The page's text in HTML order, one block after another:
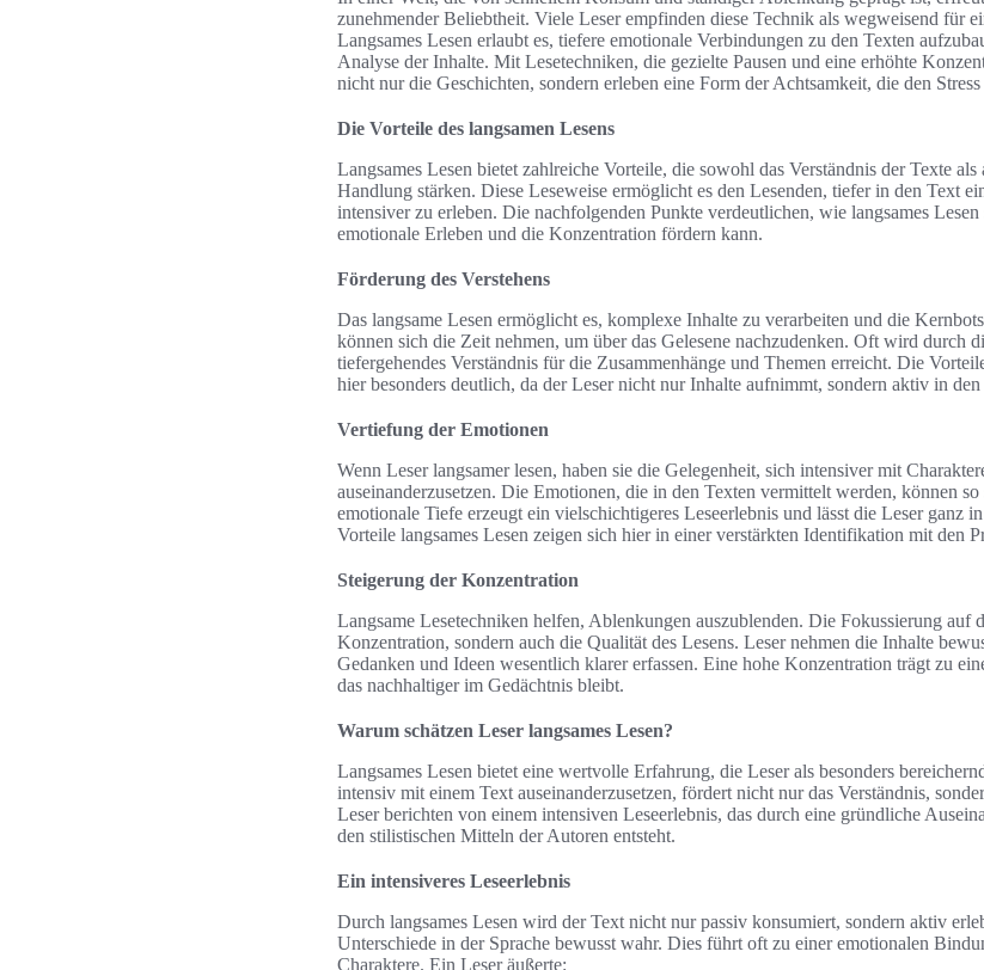
zunehmender Beliebtheit. Viele Leser empfinden diese Technik als wegweisend für
Langsames Lesen erlaubt es, tiefere emotionale Verbindungen zu den Texten
Analyse der Inhalte. Mit Lesetechniken, die gezielte Pausen und eine erhöhte
nicht nur die Geschichten, sondern erleben eine Form der Achtsamkeit, die den
Die Vorteile des langsamen Lesens
Langsames Lesen bietet zahlreiche Vorteile, die sowohl das Verständnis der Texte
Handlung stärken. Diese Leseweise ermöglicht es den Lesenden, tiefer in den Text
intensiver zu erleben. Die nachfolgenden Punkte verdeutlichen, wie langsames
emotionale Erleben und die Konzentration fördern kann.
Förderung des Verstehens
Das langsame Lesen ermöglicht es, komplexe Inhalte zu verarbeiten und die
können sich die Zeit nehmen, um über das Gelesene nachzudenken. Oft wird durch
tiefergehendes Verständnis für die Zusammenhänge und Themen erreicht. Die
hier besonders deutlich, da der Leser nicht nur Inhalte aufnimmt, sondern aktiv in
Vertiefung der Emotionen
Wenn Leser langsamer lesen, haben sie die Gelegenheit, sich intensiver mit
auseinanderzusetzen. Die Emotionen, die in den Texten vermittelt werden, können
emotionale Tiefe erzeugt ein vielschichtigeres Leseerlebnis und lässt die Leser ganz
Vorteile langsames Lesen zeigen sich hier in einer verstärkten Identifikation mit den
Steigerung der Konzentration
Langsame Lesetechniken helfen, Ablenkungen auszublenden. Die Fokussierung auf
Konzentration, sondern auch die Qualität des Lesens. Leser nehmen die Inhalte
Gedanken und Ideen wesentlich klarer erfassen. Eine hohe Konzentration trägt zu
das nachhaltiger im Gedächtnis bleibt.
Warum schätzen Leser langsames Lesen?
Langsames Lesen bietet eine wertvolle Erfahrung, die Leser als besonders
intensiv mit einem Text auseinanderzusetzen, fördert nicht nur das Verständnis,
Leser berichten von einem intensiven Leseerlebnis, das durch eine gründliche
den stilistischen Mitteln der Autoren entsteht.
Ein intensiveres Leseerlebnis
Durch langsames Lesen wird der Text nicht nur passiv konsumiert, sondern aktiv
Unterschiede in der Sprache bewusst wahr. Dies führt oft zu einer emotionalen
Charaktere. Ein Leser äußerte: